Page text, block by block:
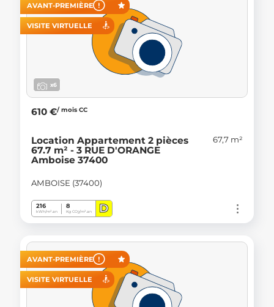
AVANT-PREMIÈRE
VISITE VIRTUELLE
x6
610 €/ mois CC
Location Appartement 2 pièces
67.7 m² - 3 RUE D'ORANGE
Amboise 37400
67,7 m²
AMBOISE (37400)
216
kWh/m².an
8
Kg CO2/m².an D
AVANT-PREMIÈRE
VISITE VIRTUELLE